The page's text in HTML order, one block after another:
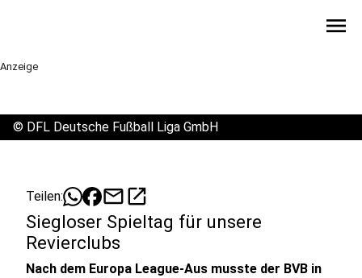
menu
Anzeige
© DFL Deutsche Fußball Liga GmbH
Teilen: mailopen_in_new
Siegloser Spieltag für unsere
Revierclubs
Nach dem Europa League-Aus musste der BVB in